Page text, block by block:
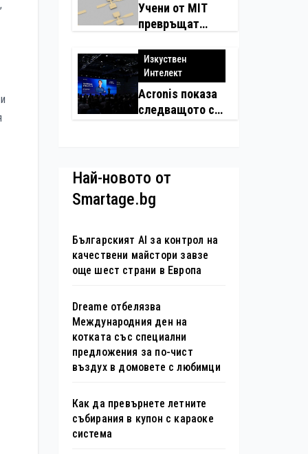
Учени от MIT
превръщат
надеждни
електронни
устройства
Изкуствен
Интелект
Acronis показа
следващото си
Най-новото от
Smartage.bg
Българският AI за контрол на
качествени майстори завзе
още шест страни в Европа
Dreame отбелязва
Международния ден на
котката със специални
предложения за по-чист
въздух в домовете с любимци
Как да превърнете летните
събирания в купон с караоке
система